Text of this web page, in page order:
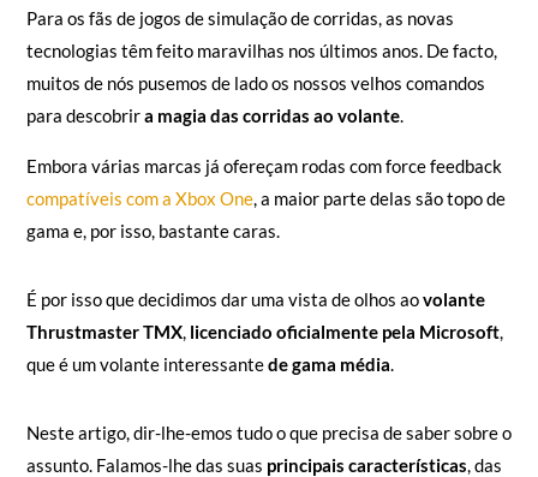
Para os fãs de jogos de simulação de corridas, as novas
tecnologias têm feito maravilhas nos últimos anos. De facto,
muitos de nós pusemos de lado os nossos velhos comandos
para descobrira magia das corridas ao volante.
Embora várias marcas já ofereçam rodas com force feedback
compatíveis com a Xbox One, a maior parte delas são topo de
gama e, por isso, bastante caras.
É por isso que decidimos dar uma vista de olhos aovolante
Thrustmaster TMX, licenciado oficialmente pela Microsoft,
que é um volante interessantede gama média.
Neste artigo, dir-lhe-emos tudo o que precisa de saber sobre o
assunto. Falamos-lhe das suas principais características, das